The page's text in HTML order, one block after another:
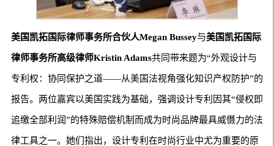
美国凯拓国际律师事务所合伙人Megan Bussey与美国凯拓国际
律师事务所高级律师Kristin Adams共同带来题为“外观设计与
专利权：协同保护之道——从美国法视角强化知识产权防护”的
报告。两位嘉宾以美国实践为基础，强调设计专利因其“侵权即
追缴全部利润”的特殊赔偿机制而成为时尚品牌最具威慑力的法
律工具之一。她们指出，设计专利在时尚行业中尤为重要的原